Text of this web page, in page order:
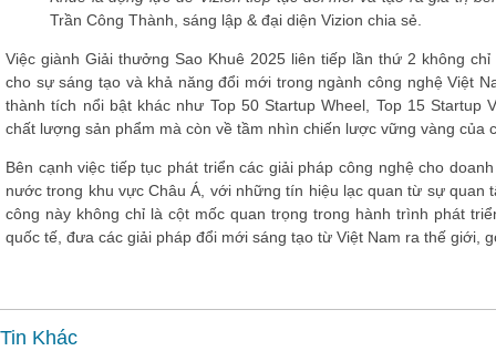
Trần Công Thành, sáng lập & đại diện Vizion chia sẻ.
Việc giành Giải thưởng Sao Khuê 2025 liên tiếp lần thứ 2 không
cho sự sáng tạo và khả năng đổi mới trong ngành công nghệ Việt
thành tích nổi bật khác như Top 50 Startup Wheel
Top 15 Startup
chất lượng sản phẩm mà còn về tầm nhìn chiến lược vững vàng của
Bên cạnh việc tiếp tục phát triển các giải pháp công nghệ cho
nước trong khu vực Châu Á, với những tín hiệu lạc quan từ sự quan
công này không chỉ là cột mốc quan trọng trong hành trình phát
quốc tế, đưa các giải pháp đổi mới sáng tạo từ Việt Nam ra thế giới,
Tin Khác